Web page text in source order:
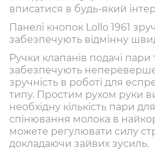
вписатися в будь-який
Панелі кнопок Lollo 1961
забезпечують відмінну
Ручки клапанів подачі пари
забезпечують
зручність в роботі для
типу. Простим рухом руки
необхідну кількість пари
спінювання молока в
можете регулювати силу
докладаючи зайвих зусиль.